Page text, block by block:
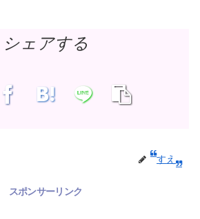
シェアする
すえ
スポンサーリンク